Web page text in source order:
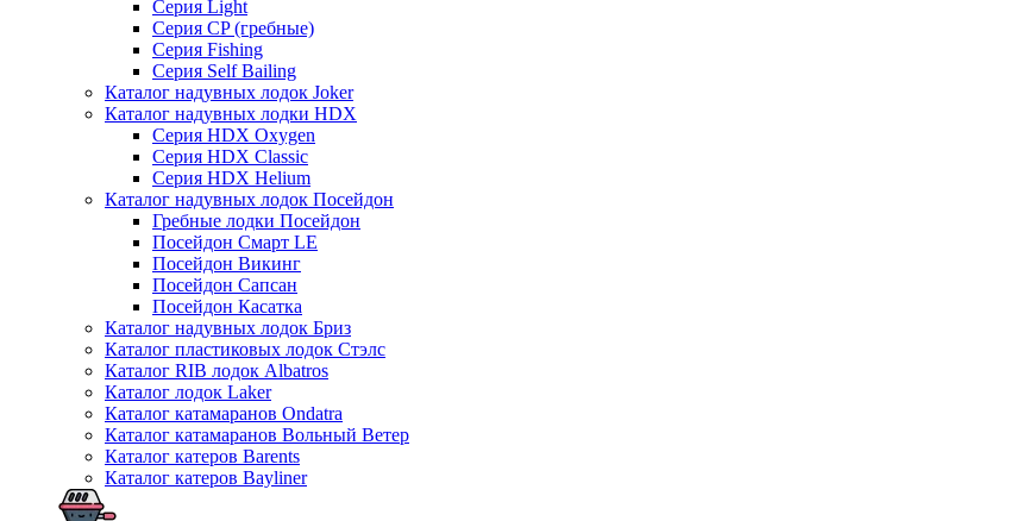
Серия Light
Серия CP (гребные)
Серия Fishing
Серия Self Bailing
Каталог надувных лодок Joker
Каталог надувных лодки HDX
Серия HDX Oxygen
Серия HDX Classic
Серия HDX Helium
Каталог надувных лодок Посейдон
Гребные лодки Посейдон
Посейдон Смарт LE
Посейдон Викинг
Посейдон Сапсан
Посейдон Касатка
Каталог надувных лодок Бриз
Каталог пластиковых лодок Стэлс
Каталог RIB лодок Albatros
Каталог лодок Laker
Каталог катамаранов Ondatra
Каталог катамаранов Вольный Ветер
Каталог катеров Barents
Каталог катеров Bayliner